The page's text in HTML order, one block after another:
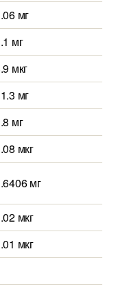
мг
мг
мкг
мг
мг
мкг
мг
мкг
мкг